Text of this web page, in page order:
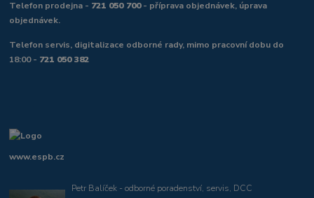
Telefon prodejna - 721 050 700- příprava objednávek, úprava
objednávek.
Telefon servis, digitalizace odborné rady, mimo pracovní dobu do
18:00 - 721 050 382
www.espb.cz
Petr Balíček - odborné poradenství, servis, DCC